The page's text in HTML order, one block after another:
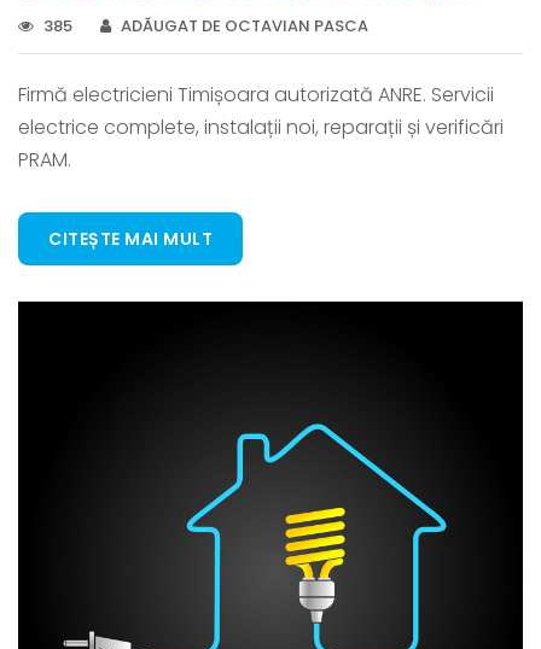
385 ADĂUGAT DE OCTAVIAN PASCA
Firmă electricieni Timișoara autorizată ANRE. Servicii
electrice complete, instalații noi, reparații și verificări
PRAM.
CITEȘTE MAI MULT